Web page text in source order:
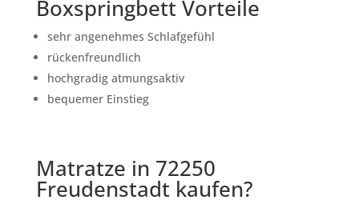
Boxspringbett Vorteile
sehr angenehmes Schlafgefühl
rückenfreundlich
hochgradig atmungsaktiv
bequemer Einstieg
Matratze in 72250
Freudenstadt kaufen?